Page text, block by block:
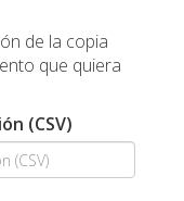
de la copia
que quiera
(CSV)